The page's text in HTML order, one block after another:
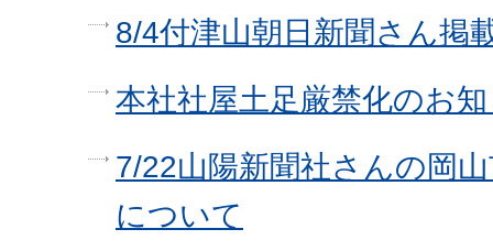
8/4付津山朝日新聞さん掲
本社社屋土足厳禁化のお
7/22山陽新聞社さんの岡
について